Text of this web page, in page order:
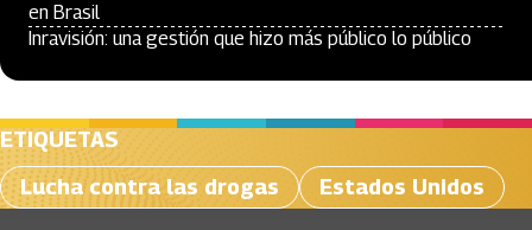
en Brasil
Inravisión: una gestión que hizo más público lo público
ETIQUETAS
Lucha contra las drogas
Estados Unidos